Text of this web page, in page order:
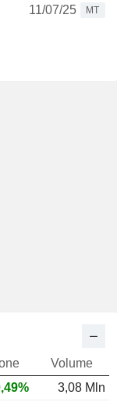
11/07/25 MT
Volume
3,08 Mln